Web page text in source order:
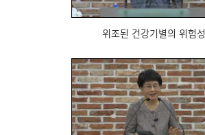
위조된 건강기별의 위험성
1139